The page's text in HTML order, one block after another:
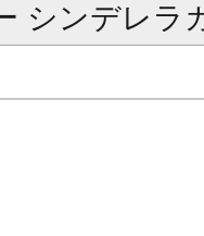
シンデレラ